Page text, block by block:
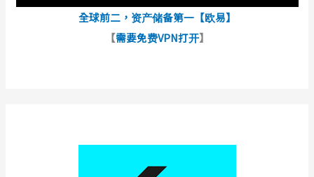
全球前二，资产储备第一【欧易】
【需要免费VPN打开】